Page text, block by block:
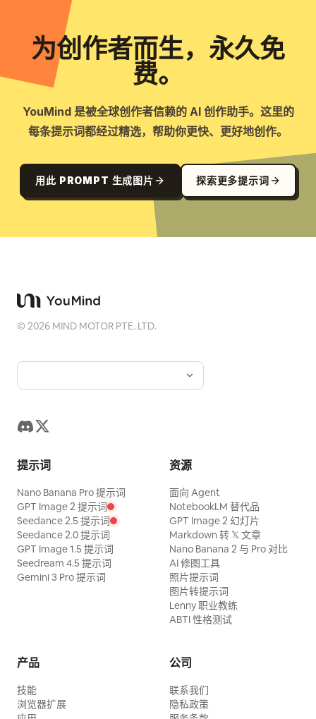
为创作者而生，永久免
费。
YouMind 是被全球创作者信赖的 AI 创作助手。这里的
每条提示词都经过精选，帮助你更快、更好地创作。
用此 PROMPT 生成图片 探索更多提示词
©2026 MIND MOTOR PTE. LTD.
提示词
Nano Banana Pro 提示词
GPT Image 2 提示词
Seedance 2.5 提示词
Seedance 2.0 提示词
GPT Image 1.5 提示词
Seedream 4.5 提示词
Gemini 3 Pro 提示词
资源
面向 Agent
NotebookLM 替代品
GPT Image 2 幻灯片
Markdown 转 𝕏 文章
Nano Banana 2 与 Pro 对比
AI 修图工具
照片提示词
图片转提示词
Lenny 职业教练
ABTI 性格测试
产品
技能
浏览器扩展
公司
联系我们
隐私政策